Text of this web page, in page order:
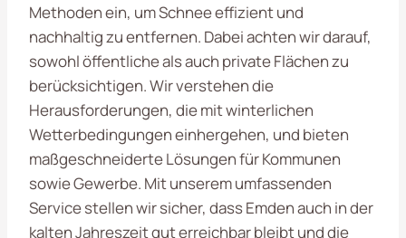
Methoden ein, um Schnee effizient und
nachhaltig zu entfernen. Dabei achten wir darauf,
sowohl öffentliche als auch private Flächen zu
berücksichtigen. Wir verstehen die
Herausforderungen, die mit winterlichen
Wetterbedingungen einhergehen, und bieten
maßgeschneiderte Lösungen für Kommunen
sowie Gewerbe. Mit unserem umfassenden
Service stellen wir sicher, dass Emden auch in der
kalten Jahreszeit gut erreichbar bleibt und die